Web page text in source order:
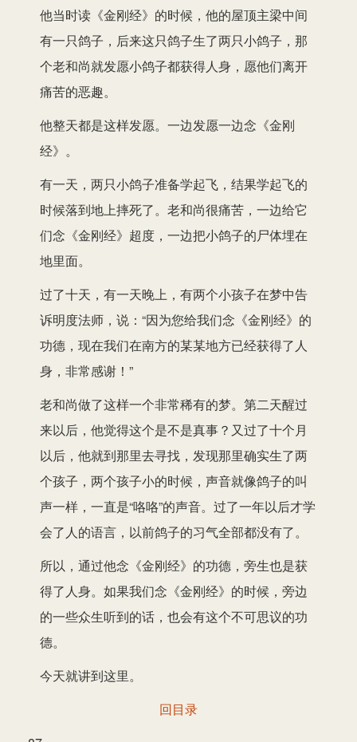
他当时读《金刚经》的时候，他的屋顶主梁中间
有一只鸽子，后来这只鸽子生了两只小鸽子，那
个老和尚就发愿小鸽子都获得人身，愿他们离开
痛苦的恶趣。
他整天都是这样发愿。一边发愿一边念《金刚
经》。
有一天，两只小鸽子准备学起飞，结果学起飞的
时候落到地上摔死了。老和尚很痛苦，一边给它
们念《金刚经》超度，一边把小鸽子的尸体埋在
地里面。
过了十天，有一天晚上，有两个小孩子在梦中告
诉明度法师，说：“因为您给我们念《金刚经》的
功德，现在我们在南方的某某地方已经获得了人
身，非常感谢！”
老和尚做了这样一个非常稀有的梦。第二天醒过
来以后，他觉得这个是不是真事？又过了十个月
以后，他就到那里去寻找，发现那里确实生了两
个孩子，两个孩子小的时候，声音就像鸽子的叫
声一样，一直是“咯咯”的声音。过了一年以后才学
会了人的语言，以前鸽子的习气全部都没有了。
所以，通过他念《金刚经》的功德，旁生也是获
得了人身。如果我们念《金刚经》的时候，旁边
的一些众生听到的话，也会有这个不可思议的功
德。
今天就讲到这里。
回目录